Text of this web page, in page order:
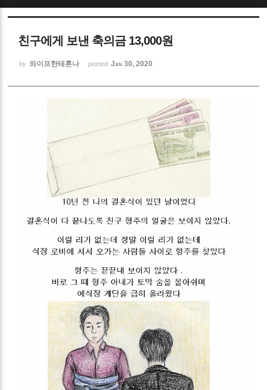
친구에게 보낸 축의금 13,000원
by 와이프한테혼나 posted Jan 30, 2020
Sketchbook5, 스케치북5
Sketchbook5, 스케치북5